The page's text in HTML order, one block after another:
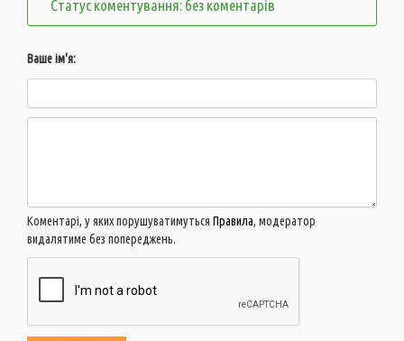
Статус коментування: без коментарів
Ваше ім'я:
Коментарі, у яких порушуватимуться Правила, модератор
видалятиме без попереджень.